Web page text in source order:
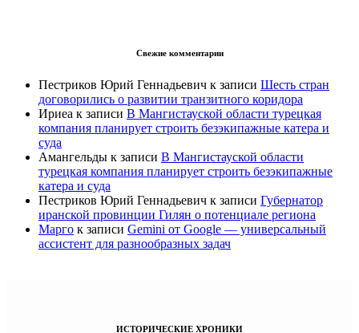
Свежие комментарии
Пестриков Юрий Геннадьевич к записи Шесть стран
договорились о развитии транзитного коридора
Ириеа к записи В Мангистауской области турецкая
компания планирует строить безэкипажные катера и
суда
Амангельды к записи В Мангистауской области
турецкая компания планирует строить безэкипажные
катера и суда
Пестриков Юрий Геннадьевич к записи Губернатор
иранской провинции Гилян о потенциале региона
Марго к записи Gemini от Google — универсальный
ассистент для разнообразных задач
ИСТОРИЧЕСКИЕ ХРОНИКИ